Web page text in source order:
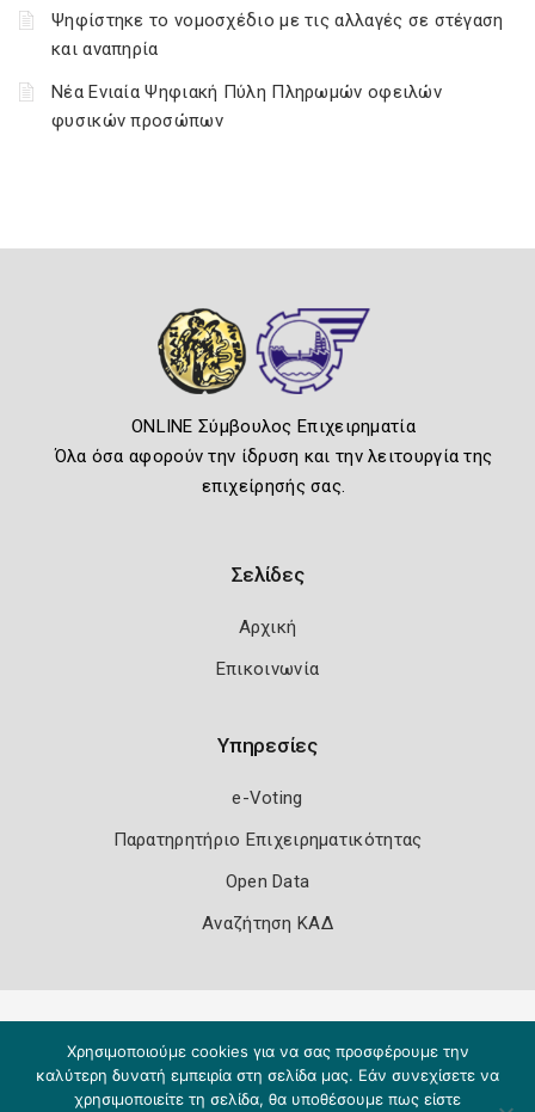
Ψηφίστηκε το νομοσχέδιο με τις αλλαγές σε στέγαση
και αναπηρία
Νέα Ενιαία Ψηφιακή Πύλη Πληρωμών οφειλών
φυσικών προσώπων
ONLINE Σύμβουλος Επιχειρηματία
Όλα όσα αφορούν την ίδρυση και την λειτουργία της
επιχείρησής σας.
Σελίδες
Αρχική
Επικοινωνία
Υπηρεσίες
e-Voting
Παρατηρητήριο Επιχειρηματικότητας
Open Data
Αναζήτηση ΚΑΔ
Χρησιμοποιούμε cookies για να σας προσφέρουμε την
καλύτερη δυνατή εμπειρία στη σελίδα μας. Εάν συνεχίσετε να
χρησιμοποιείτε τη σελίδα, θα υποθέσουμε πως είστε
Copyright 2026 Knowledge A.E.